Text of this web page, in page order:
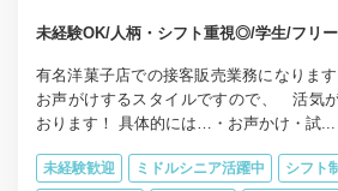
未経験OK/人柄・シフト重視◎/学生/フリ
有名洋菓子店での接客販売業務になりま
お声がけするスタイルですので、 活気
おります！ 具体的には…・お声かけ・試...
未経験歓迎 ミドルシニア活躍中 シフト